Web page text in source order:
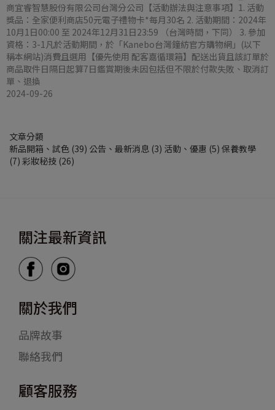
商宜睿智慧股份有限公司台灣分公司【活動辦法與注意事項】1. 活動
獎品：全家便利商店50元電子禮物卡*每月30名 2. 活動期間：2024年
10月1日00:00 至 2024年12月31日23:59 （台灣時間，下同） 3. 參加
資格：3-1凡於活動期間，於「Kanebo台灣鐘紡官方購物網」(以下
稱本網站)消費且選用【優先使用 配客嘉循環箱】配送出貨且該訂單於
商品取件日隔日起算7日鑑賞期後未因包括但不限於付款失敗、取消訂
單、退換
2024-09-26
文章分類
新品開箱、試色 (39) 公告、最新消息 (3) 活動、優惠 (5) 保養教學
(7) 彩妝秘技 (26)
關注最新資訊
關於我們
品牌故事
聯絡我們
顧客服務